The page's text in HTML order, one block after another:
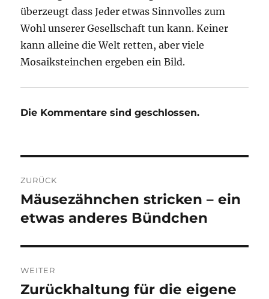
überzeugt dass Jeder etwas Sinnvolles zum
Wohl unserer Gesellschaft tun kann. Keiner
kann alleine die Welt retten, aber viele
Mosaiksteinchen ergeben ein Bild.
Die Kommentare sind geschlossen.
ZURÜCK
Vorheriger
Beitrag:
Mäusezähnchen stricken – ein
etwas anderes Bündchen
WEITER
Nächster
Zurückhaltung für die eigene